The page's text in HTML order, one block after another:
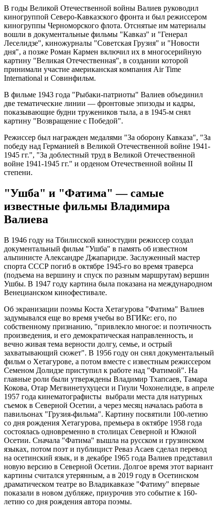
В годы Великой Отечественной войны Валиев руководил
киногруппой Северо-Кавказского фронта и был режиссером
киногруппы Черноморского флота. Отснятые им материалы
вошли в документальные фильмы "Кавказ" и "Генерал
Леселидзе", киножурналы "Советская Грузия" и "Новости
дня", а позже Роман Кармен включил их в многосерийную
картину "Великая Отечественная", в создании которой
принимали участие американская компания Air Time
International и Совинфильм.
В фильме 1943 года "Рыбаки-патриоты" Валиев объединил
две тематические линии — фронтовые эпизоды и кадры,
показывающие будни тружеников тыла, а в 1945-м снял
картину "Возвращение с Победой".
Режиссер был награжден медалями "За оборону Кавказа", "За
победу над Германией в Великой Отечественной войне 1941-
1945 гг.", "За доблестный труд в Великой Отечественной
войне 1941-1945 гг." и орденом Отечественной войны II
степени.
"Ушба" и "Фатима" — самые
известные фильмы Владимира
Валиева
В 1946 году на Тбилисской киностудии режиссер создал
документальный фильм "Ушба" в память об известном
альпинисте Александре Джапаридзе. Заслуженный мастер
спорта СССР погиб в октябре 1945-го во время траверса
(подъема на вершину и спуск по разным маршрутам) вершин
Ушбы. В 1947 году картина была показана на международном
Венецианском кинофестивале.
Об экранизации поэмы Коста Хетагурова "Фатима" Валиев
задумывался еще во время учебы во ВГИКе: его, по
собственному признанию, "привлекло многое: и поэтичность
произведения, и его демократическая направленность, и
вечно живая тема верности долгу, семье, и острый
захватывающий сюжет". В 1956 году он снял документальный
фильм о Хетагурове, а потом вместе с известным режиссером
Семеном Долидзе приступил к работе над "Фатимой". На
главные роли были утверждены Владимир Тхапсаев, Тамара
Кокова, Отар Мегвинетухуцеси и Гиули Чохонелидзе, в апреле
1957 года кинематографисты выбрали места для натурных
съемок в Северной Осетии, а через месяц началась работа в
павильонах "Грузия-фильма". Картину посвятили 100-летию
со дня рождения Хетагурова, премьера в октябре 1958 года
состоялась одновременно в столицах Северной и Южной
Осетии. Сначала "Фатима" вышла на русском и грузинском
языках, потом поэт и публицист Реваз Асаев сделал перевод
на осетинский язык, и в декабре 1965 года Валиев представил
новую версию в Северной Осетии. Долгое время этот вариант
картины считался утерянным, а в 2019 году в Осетинском
драматическом театре во Владикавказе "Фатиму" впервые
показали в новом дубляже, приурочив это событие к 160-
летию со дня рождения автора поэмы.